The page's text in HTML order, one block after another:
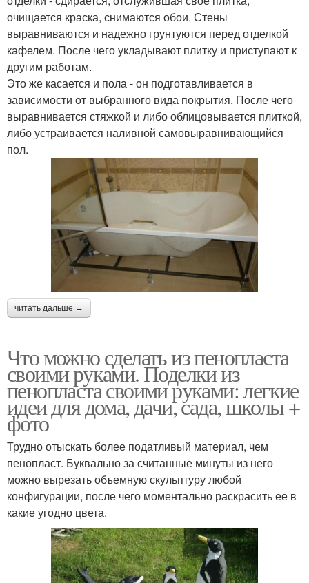
очищается краска, снимаются обои. Стены
выравниваются и надежно грунтуются перед отделкой
кафелем. После чего укладывают плитку и приступают к
другим работам.
Это же касается и пола - он подготавливается в
зависимости от выбранного вида покрытия. После чего
выравнивается стяжкой и либо облицовывается плиткой,
либо устраивается наливной самовыравнивающийся
пол.
читать дальше →
Что можно сделать из пенопласта
своими руками. Поделки из
пенопласта своими руками: легкие
идеи для дома, дачи, сада, школы +
фото
Трудно отыскать более податливый материал, чем
пенопласт. Буквально за считанные минуты из него
можно вырезать объемную скульптуру любой
конфигурации, после чего моментально раскрасить ее в
какие угодно цвета.